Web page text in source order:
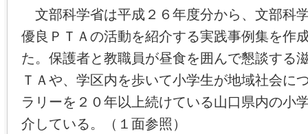
文部科学省は平成２６年度分から、文部科
優良ＰＴＡの活動を紹介する実践事例集を作
た。保護者と教職員が昼食を囲んで懇談する
ＴＡや、学区内を歩いて小学生が地域社会に
ラリーを２０年以上続けている山口県内の小
介している。（１面参照）